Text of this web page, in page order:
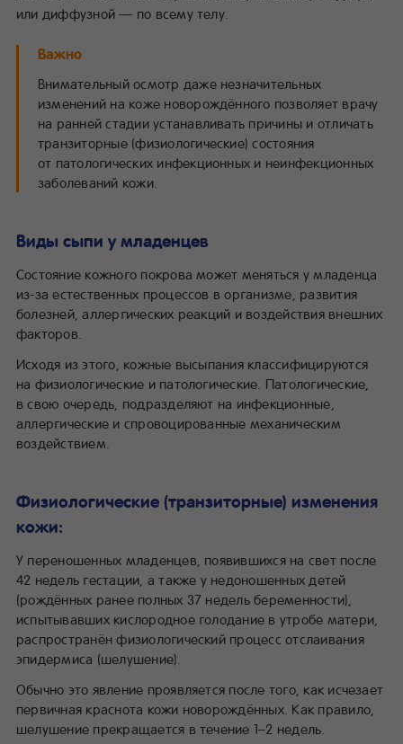
или диффузной — по всему телу.
Важно
Внимательный осмотр даже незначительных
изменений на коже новорождённого позволяет врачу
на ранней стадии устанавливать причины и отличать
транзиторные (физиологические) состояния
от патологических инфекционных и неинфекционных
заболеваний кожи.
Виды сыпи у младенцев
Состояние кожного покрова может меняться у младенца
из-за естественных процессов в организме, развития
болезней, аллергических реакций и воздействия внешних
факторов.
Исходя из этого, кожные высыпания классифицируются
на физиологические и патологические. Патологические,
в свою очередь, подразделяют на инфекционные,
аллергические и спровоцированные механическим
воздействием.
Физиологические (транзиторные) изменения
кожи:
У переношенных младенцев, появившихся на свет после
42 недель гестации, а также у недоношенных детей
(рождённых ранее полных 37 недель беременности),
испытывавших кислородное голодание в утробе матери,
распространён физиологический процесс отслаивания
эпидермиса (шелушение).
Обычно это явление проявляется после того, как исчезает
первичная краснота кожи новорождённых. Как правило,
шелушение прекращается в течение 1–2 недель.